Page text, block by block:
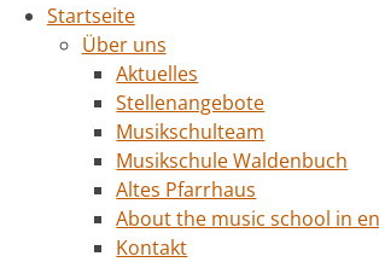
Startseite
Über uns
Aktuelles
Stellenangebote
Musikschulteam
Musikschule Waldenbuch
Altes Pfarrhaus
About the music school in
Kontakt